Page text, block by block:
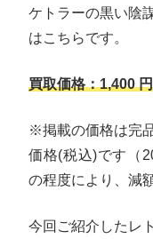
ケトラーの黒い陰
はこちらです。
買取価格：1,400 円
※掲載の価格は完
価格(税込)です（
の程度により、減
今回ご紹介したレ